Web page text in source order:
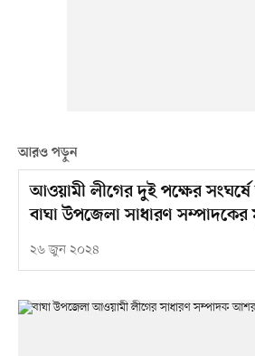
আরও পড়ুন
আওয়ামী লীগের দুই পক্ষের
বাঘা উপজেলা সাধারণ সম্পাদকের
২৬ জুন ২০২৪